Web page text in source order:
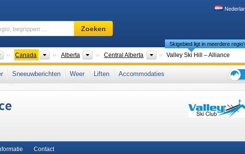
Skigebied,
regio,
…
Zoeken
Continenten
Canada LandenAlberta Provincies
Central Alberta Regio's
Skigebied ligt in meerdere
Valley Ski Hill – Alliance
West-Canada
Sneeuwberichten Weer Liften
Accommodaties
de
Contact